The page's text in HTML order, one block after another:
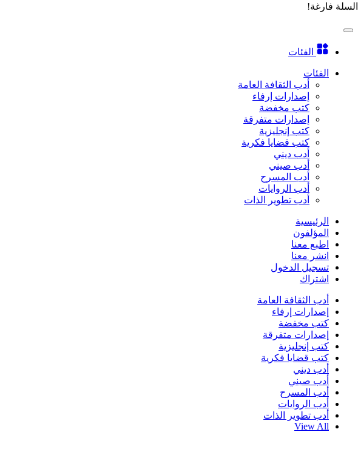
السلة فارغة!
الفئات
الفئات
أدب الثقافة العامة
إصدارات إرفاء
كتب مخفضة
إصدارات متفرقة
كتب إنجليزية
كتب قضايا فكرية
أدب ديني
أدب صيني
أدب المسرح
أدب الروايات
أدب تطوير الذات
الرئيسية
المؤلفون
اطبع معنا
انشر معنا
تسجيل الدخول
اشتراك
أدب الثقافة العامة
إصدارات إرفاء
كتب مخفضة
إصدارات متفرقة
كتب إنجليزية
كتب قضايا فكرية
أدب ديني
أدب صيني
أدب المسرح
أدب الروايات
أدب تطوير الذات
View All